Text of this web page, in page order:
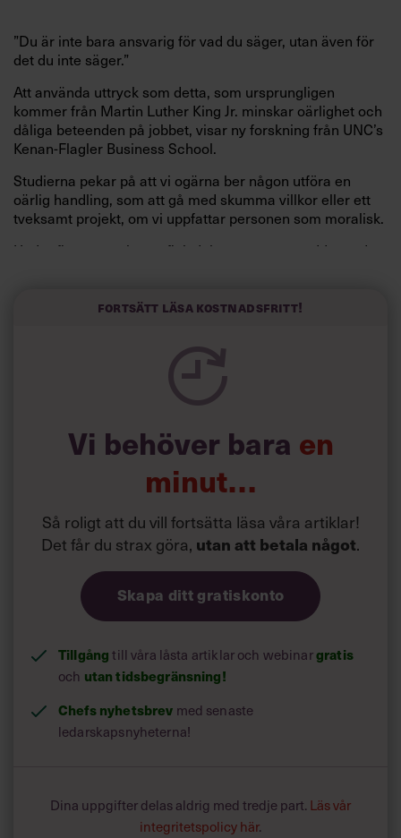
”Du är inte bara ansvarig för vad du säger, utan även för
det du inte säger.”
Att använda uttryck som detta, som ursprungligen
kommer från Martin Luther King Jr. minskar oärlighet och
dåliga beteenden på jobbet, visar ny forskning från UNC’s
Kenan-Flagler Business School.
Studierna pekar på att vi ogärna ber någon utföra en
oärlig handling, som att gå med skumma villkor eller ett
tveksamt projekt, om vi uppfattar personen som moralisk.
Under flera experiment fick deltagare, som trodde att de
omedvetet sprida en lögn. Studien visade att
ljuga om personen i fråga hade avslutat sitt mejl med ett
Fortsätt läsa kostnadsfritt!
Vi behöver bara en
minut…
Så roligt att du vill fortsätta läsa våra artiklar!
Det får du strax göra, utan att betala något.
Skapa ditt gratiskonto
Tillgångtill våra låsta artiklar och webinargratis
och utan tidsbegränsning!
Chefs nyhetsbrev med senaste
ledarskapsnyheterna!
Dina uppgifter delas aldrig med tredje part. Läs vår
integritetspolicy här.